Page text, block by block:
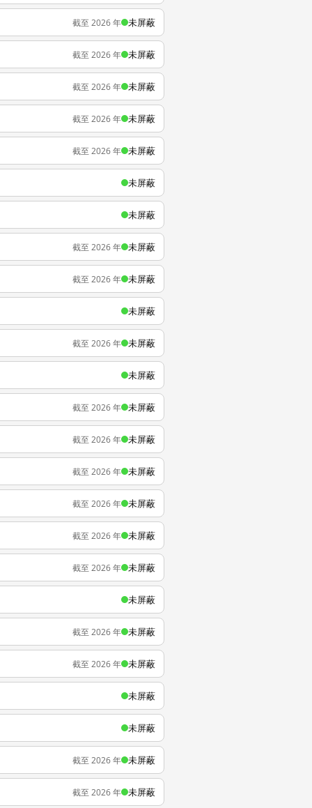
截至 2026 年 未屏蔽
截至 2026 年 未屏蔽
截至 2026 年 未屏蔽
截至 2026 年 未屏蔽
截至 2026 年 未屏蔽
未屏蔽
未屏蔽
截至 2026 年 未屏蔽
截至 2026 年 未屏蔽
未屏蔽
截至 2026 年 未屏蔽
未屏蔽
截至 2026 年 未屏蔽
截至 2026 年 未屏蔽
截至 2026 年 未屏蔽
截至 2026 年 未屏蔽
截至 2026 年 未屏蔽
截至 2026 年 未屏蔽
未屏蔽
截至 2026 年 未屏蔽
截至 2026 年 未屏蔽
未屏蔽
未屏蔽
截至 2026 年 未屏蔽
截至 2026 年 未屏蔽